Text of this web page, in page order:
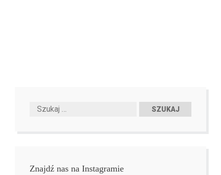
Znajdź nas na Instagramie